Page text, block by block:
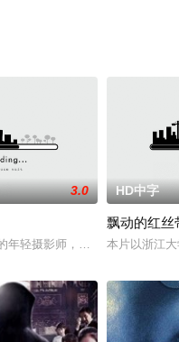
3.0
年轻摄影师，发现她的情人，
HD中字
飘动的红丝
本片以浙江大